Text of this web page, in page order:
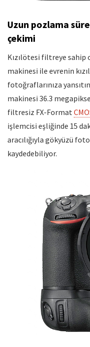
Uzun pozlama
çekimi
Kızılötesi filtreye sahip
makinesi ile evrenin
fotoğraflarınıza
makinesi 36.3
filtresiz FX-Format
işlemcisi eşliğinde 15
aracılığıyla gökyüzü
kaydedebiliyor.